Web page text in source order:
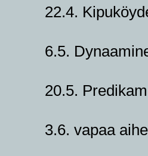
22.4.
6.5.
20.5.
3.6. vapaa aihe